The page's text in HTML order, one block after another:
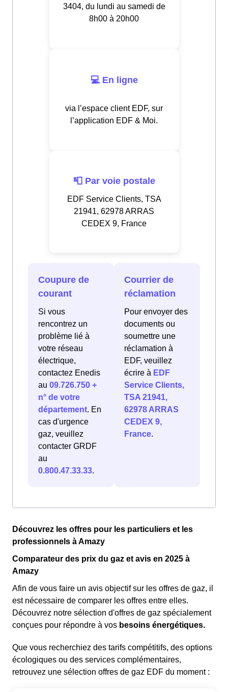
3404, du lundi au samedi de
8h00 à 20h00
💻 En ligne
via l’espace client EDF, sur
l’application EDF & Moi.
📮 Par voie postale
EDF Service Clients, TSA
21941, 62978 ARRAS
CEDEX 9, France
Coupure de
courant
Si vous
rencontrez un
problème lié à
votre réseau
électrique,
contactez Enedis
au 09.726.750 +
n° de votre
département. En
cas d'urgence
gaz, veuillez
contacter GRDF
au
0.800.47.33.33.
Courrier de
réclamation
Pour envoyer des
documents ou
soumettre une
réclamation à
EDF, veuillez
écrire à EDF
Service Clients,
TSA 21941,
62978 ARRAS
CEDEX 9,
France.
Découvrez les offres pour les particuliers et les
professionnels à Amazy
Comparateur des prix du gaz et avis en 2025 à
Amazy
Afin de vous faire un avis objectif sur les offres de gaz, il
est nécessaire de comparer les offres entre elles.
Découvrez notre sélection d'offres de gaz spécialement
conçues pour répondre à vos besoins énergétiques.
Que vous recherchiez des tarifs compétitifs, des options
écologiques ou des services complémentaires,
retrouvez une sélection offres de gaz EDF du moment :